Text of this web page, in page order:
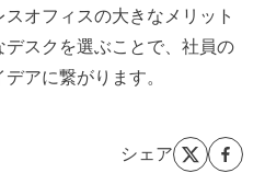
オフィスの大きなメリット
スクを選ぶことで、社員の
アに繋がります。
シェア